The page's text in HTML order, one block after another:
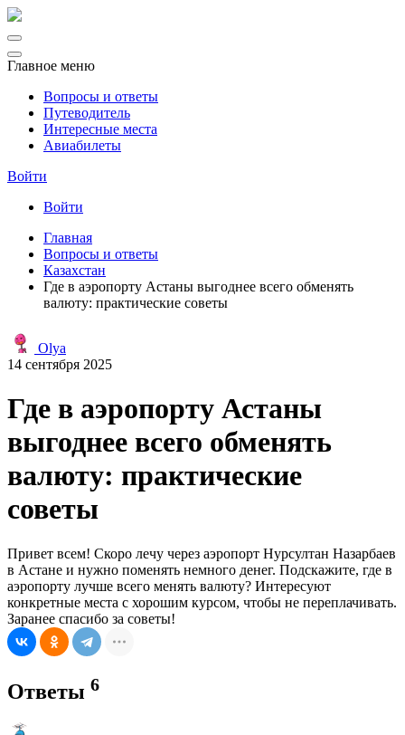
Главное меню
Вопросы и ответы
Путеводитель
Интересные места
Авиабилеты
Войти
Войти
Главная
Вопросы и ответы
Казахстан
Где в аэропорту Астаны выгоднее всего обменять
валюту: практические советы
Olya
14 сентября 2025
Где в аэропорту Астаны
выгоднее всего обменять
валюту: практические
советы
Привет всем! Скоро лечу через аэропорт Нурсултан Назарбаев
в Астане и нужно поменять немного денег. Подскажите, где в
аэропорту лучше всего менять валюту? Интересуют
конкретные места с хорошим курсом, чтобы не переплачивать.
Заранее спасибо за советы!
Ответы 6